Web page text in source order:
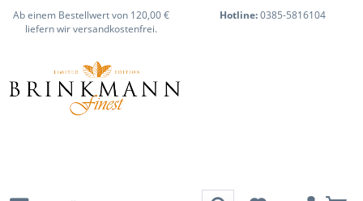
Ab einem Bestellwert von 120,00 €
liefern wir versandkostenfrei.
Hotline:0385-5816104